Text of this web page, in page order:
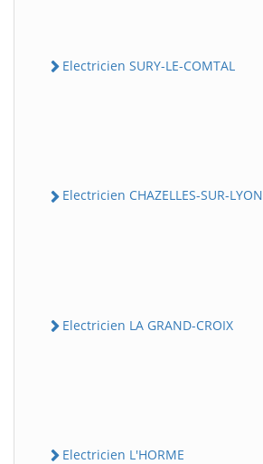
Electricien SURY-LE-COMTAL
Electricien CHAZELLES-SUR-LYON
Electricien LA GRAND-CROIX
Electricien L'HORME